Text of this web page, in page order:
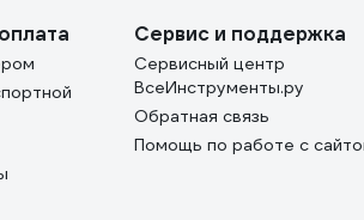
Сервис и поддержка
Сервисный центр
ВсеИнструменты.ру
Обратная связь
Помощь по работе с